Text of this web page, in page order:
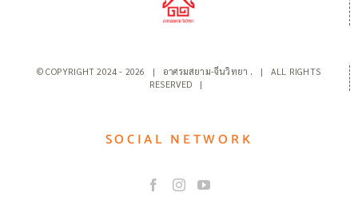
© COPYRIGHT 2024 - 2026 | อาศรมสยาม-จีนวิทยา .
| ALL RIGHTS
RESERVED |
SOCIAL NETWORK